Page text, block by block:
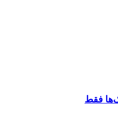
مردم در بانک‌ها فقط